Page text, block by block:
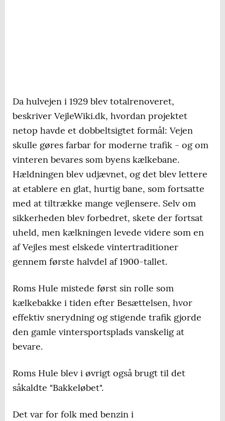
Da hulvejen i 1929 blev totalrenoveret,
beskriver VejleWiki.dk, hvordan projektet
netop havde et dobbeltsigtet formål: Vejen
skulle gøres farbar for moderne trafik - og om
vinteren bevares som byens kælkebane.
Hældningen blev udjævnet, og det blev lettere
at etablere en glat, hurtig bane, som fortsatte
med at tiltrække mange vejlensere. Selv om
sikkerheden blev forbedret, skete der fortsat
uheld, men kælkningen levede videre som en
af Vejles mest elskede vintertraditioner
gennem første halvdel af 1900-tallet.
Roms Hule mistede først sin rolle som
kælkebakke i tiden efter Besættelsen, hvor
effektiv snerydning og stigende trafik gjorde
den gamle vintersportsplads vanskelig at
bevare.
Roms Hule blev i øvrigt også brugt til det
såkaldte "Bakkeløbet".
Det var for folk med benzin i